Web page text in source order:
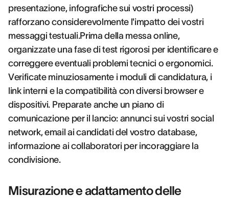
presentazione, infografiche sui vostri processi)
rafforzano considerevolmente l'impatto dei vostri
messaggi testuali.Prima della messa online,
organizzate una fase di test rigorosi per identificare e
correggere eventuali problemi tecnici o ergonomici.
Verificate minuziosamente i moduli di candidatura, i
link interni e la compatibilità con diversi browser e
dispositivi. Preparate anche un piano di
comunicazione per il lancio: annunci sui vostri social
network, email ai candidati del vostro database,
informazione ai collaboratori per incoraggiare la
condivisione.
Misurazione e adattamento delle